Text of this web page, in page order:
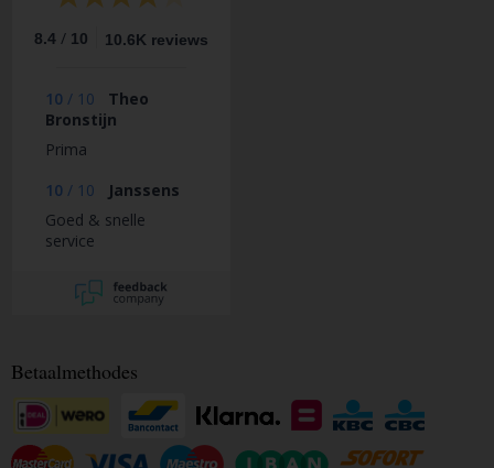
8.4 / 10 10.6K reviews
10 / 10
Theo
Bronstijn
Prima
10 / 10
Janssens
Goed & snelle
service
Betaalmethodes